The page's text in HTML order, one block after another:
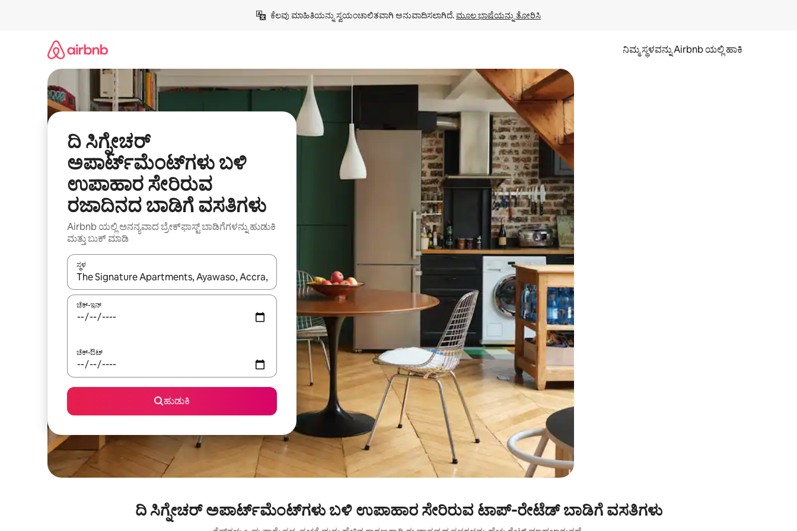
ಕೆಲವು ಮಾಹಿತಿಯನ್ನು ಸ್ವಯಂಚಾಲಿತವಾಗಿ ಅನುವಾದಿಸಲಾಗಿದೆ. ಮೂಲ ಭಾಷೆಯನ್ನು ತೋರಿಸಿ
ನಿಮ್ಮ ಸ್ಥಳವನ್ನು Airbnb ಯಲ್ಲಿ ಹಾಕಿ
ದಿ ಸಿಗ್ನೇಚರ್
ಅಪಾರ್ಟ್‌ಮೆಂಟ್‌ಗಳು ಬಳಿ
ಉಪಾಹಾರ ಸೇರಿರುವ
ರಜಾದಿನದ ಬಾಡಿಗೆ ವಸತಿಗಳು
Airbnb ಯಲ್ಲಿ ಅನನ್ಯವಾದ ಬ್ರೇಕ್‌ಫಾಸ್ಟ್‌ ಬಾಡಿಗೆಗಳನ್ನು ಹುಡುಕಿ
ಮತ್ತು ಬುಕ್ ಮಾಡಿ
ಸ್ಥಳ
ಫಲಿತಾಂಶಗಳು ಲಭ್ಯವಿರುವಾಗ, ಅಪ್ ಮತ್ತು ಡೌನ್ ಬಾಣದ ಕೀಲಿಗಳೊಂದಿಗೆ ನ್ಯಾವಿಗೇಟ್ ಮಾಡಿ ಅಥವಾ ಸ್ಪರ್ಶ ಅಥವಾ ಸ್ವೈಪ್ ಗೆಸ್ಚರ್‌ಗಳ ಮೂಲಕ ಅನ್ವೇಷಿಸಿ.
ಚೆಕ್-ಇನ್
ಚೆಕ್-ಔಟ್
ಹುಡುಕಿ
ದಿ ಸಿಗ್ನೇಚರ್ ಅಪಾರ್ಟ್‌ಮೆಂಟ್‌ಗಳು ಬಳಿ ಉಪಾಹಾರ ಸೇರಿರುವ ಟಾಪ್-ರೇಟೆಡ್ ಬಾಡಿಗೆ ವಸತಿಗಳು